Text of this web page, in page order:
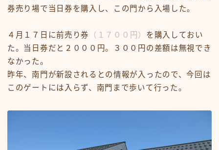
券売り場で当日券を購入し、この門から入場した。
４月１７日に前売り券 （１７００円） を購入しておい
た。当日券だと２０００円。３００円の差額は無視でき
なかった。
昨年、南門が新設されるとの情報が入ったので、今回は
このゲートには入らず、南門まで歩いて行った。